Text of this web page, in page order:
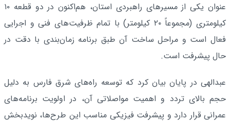
عنوان یکی از مسیرهای راهبردی استان، هم‌اکنون در دو قطعه ۱۰
کیلومتری (مجموعاً ۲۰ کیلومتر) با تمام ظرفیت‌های فنی و اجرایی
فعال است و مراحل ساخت آن طبق برنامه زمان‌بندی با دقت در
حال پیشرفت است.
عبدالهی در پایان بیان کرد که توسعه راه‌های شرق فارس به دلیل
حجم بالای تردد و اهمیت مواصلاتی آن، در اولویت برنامه‌های
عمرانی قرار دارد و پیشرفت فیزیکی مناسب این طرح‌ها، نویدبخش